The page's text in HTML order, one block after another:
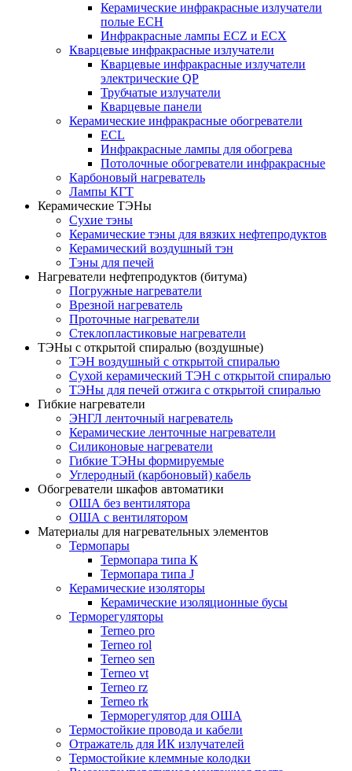
Керамические инфракрасные излучатели
полые ECH
Инфракрасные лампы ECZ и ECX
Кварцевые инфракрасные излучатели
Кварцевые инфракрасные излучатели
электрические QP
Трубчатые излучатели
Кварцевые панели
Керамические инфракрасные обогреватели
ECL
Инфракрасные лампы для обогрева
Потолочные обогреватели инфракрасные
Карбоновый нагреватель
Лампы КГТ
Керамические ТЭНы
Сухие тэны
Керамические тэны для вязких нефтепродуктов
Керамический воздушный тэн
Тэны для печей
Нагреватели нефтепродуктов (битума)
Погружные нагреватели
Врезной нагреватель
Проточные нагреватели
Стеклопластиковые нагреватели
ТЭНы с открытой спиралью (воздушные)
ТЭН воздушный с открытой спиралью
Сухой керамический ТЭН с открытой спиралью
ТЭНы для печей отжига с открытой спиралью
Гибкие нагреватели
ЭНГЛ ленточный нагреватель
Керамические ленточные нагреватели
Силиконовые нагреватели
Гибкие ТЭНы формируемые
Углеродный (карбоновый) кабель
Обогреватели шкафов автоматики
ОША без вентилятора
ОША с вентилятором
Материалы для нагревательных элементов
Термопары
Термопара типа К
Термопара типа J
Керамические изоляторы
Керамические изоляционные бусы
Терморегуляторы
Terneo pro
Terneo rol
Terneo sen
Тerneo vt
Terneo rz
Terneo rk
Терморегулятор для ОША
Термостойкие провода и кабели
Отражатель для ИК излучателей
Термостойкие клеммные колодки